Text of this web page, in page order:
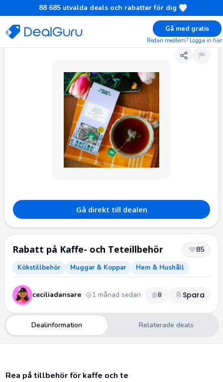
88 685 utvalda deals och rabatter för dig
Gå med gratis
Redan medlem? Logga in här
Gå direkt till dealen
Rabatt på Kaffe- och Teteillbehör 85
Kökstillbehör Muggar & Koppar Hem & Hushåll
ceciliadansare 1 månad sedan 8 Spara
Dealinformation Relaterade deals
Rea på tillbehör för kaffe och te